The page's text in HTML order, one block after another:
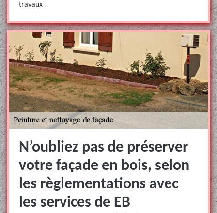
travaux !
N’oubliez pas de préserver
votre façade en bois, selon
les règlementations avec
les services de EB